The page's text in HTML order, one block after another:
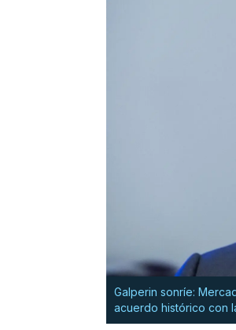
Galperin sonríe:
acuerdo histórico con